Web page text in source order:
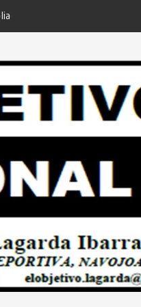
Nuestras Familias!…